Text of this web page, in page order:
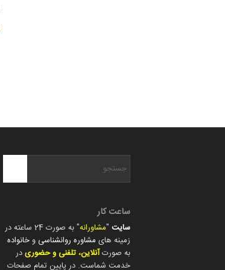
ساعت کار
سایت "مشاورانه
" به صورت 24 ساعته در
زمینه های مشاوره روانشناسی وخانواده
به صورتآنلاین، تلفنی و حضوریدر
خدمت شماست. در پایین تمام صفحات